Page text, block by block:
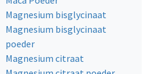
Magnesium bisglycinaat
Magnesium bisglycinaat
poeder
Magnesium citraat